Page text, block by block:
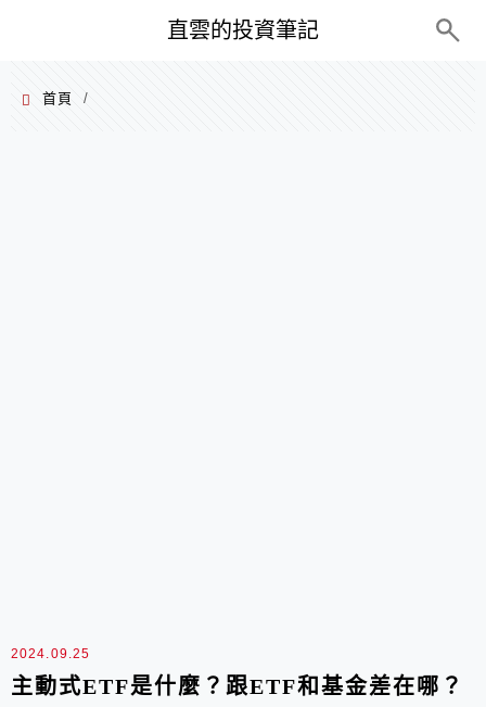
直雲的投資筆記
首頁 /
2024.09.25
主動式ETF是什麼？跟ETF和基金差在哪？